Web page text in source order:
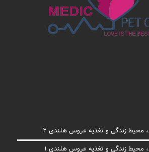
محیط زندگی و تغذیه عروس هلندی 2
محیط زندگی و تغذیه عروس هلندی 1